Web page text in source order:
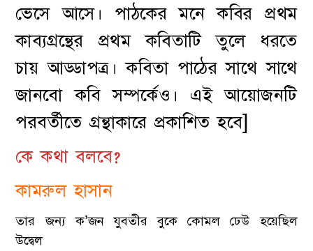
ভেসে আসে। পাঠকের মনে কবির প্রথম
কাব্যগ্রন্থের প্রথম কবিতাটি তুলে ধরতে
চায় আড্ডাপত্র। কবিতা পাঠের সাথে সাথে
জানবো কবি সম্পর্কেও। এই আয়োজনটি
পরবর্তীতে গ্রন্থাকারে প্রকাশিত হবে]
কে কথা বলবে?
কামরুল হাসান
তার জন্য ক’জন যুবতীর বুকে কোমল ঢেউ হয়েছিল
উদ্বেল